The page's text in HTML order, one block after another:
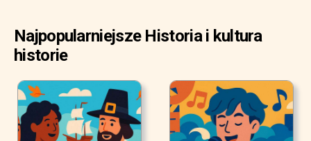
Najpopularniejsze Historia i kultura
historie